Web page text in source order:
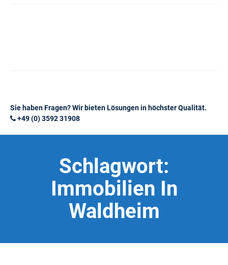
Sie haben Fragen? Wir bieten Lösungen in höchster Qualität.
+49 (0) 3592 31908
Schlagwort:
Immobilien In
Waldheim